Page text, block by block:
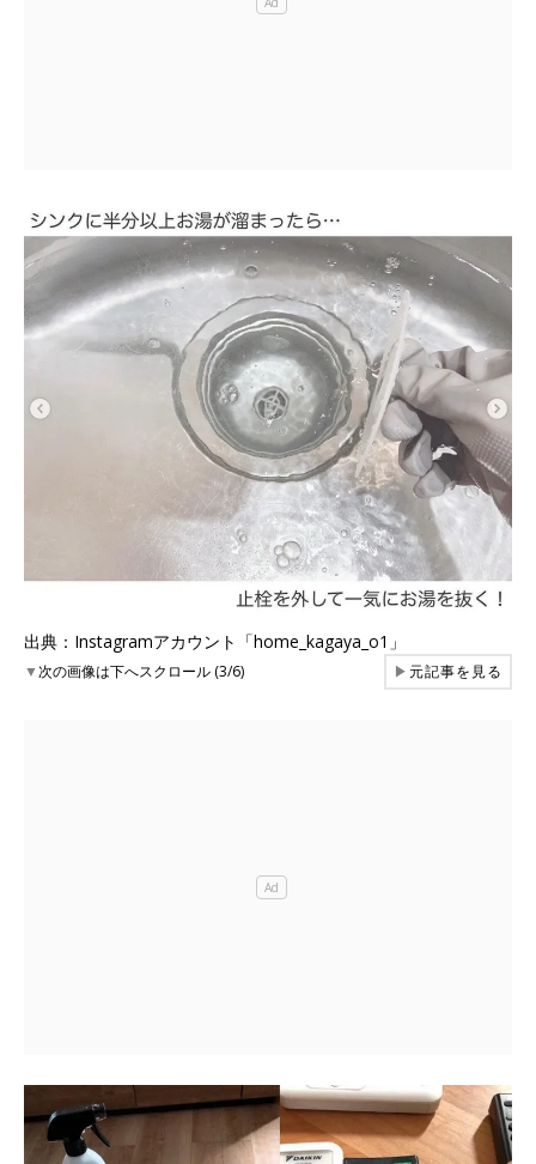
出典：Instagramアカウント「home_kagaya_o1」
▼次の画像は下へスクロール (3/6) ▶元記事を見る